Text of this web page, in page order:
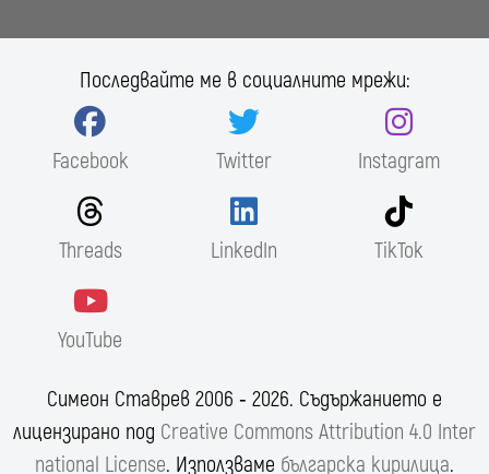
Последвайте ме в социалните мрежи:
Facebook Twitter Instagram
Threads LinkedIn TikTok
YouTube
Симеон Ставрев 2006 ‐ 2026. Съдържанието е
лицензирано под Creative Commons Attribution 4.0 Inter
national License. Използваме българска кирилица.